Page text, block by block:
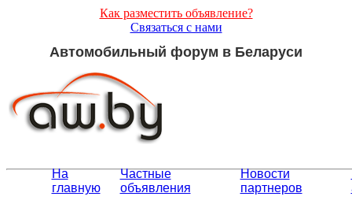
Как разместить объявление?
Связаться с нами
Автомобильный форум в Беларуси
На
главную
Частные
объявления
Новости
партнеров